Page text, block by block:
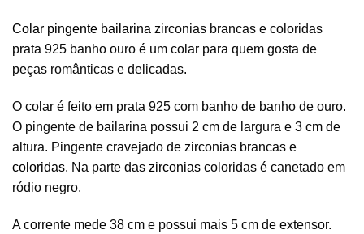
Colar pingente bailarina zirconias brancas e coloridas
prata 925 banho ouro é um colar para quem gosta de
peças românticas e delicadas.
O colar é feito em prata 925 com banho de banho de ouro.
O pingente de bailarina possui 2 cm de largura e 3 cm de
altura. Pingente cravejado de zirconias brancas e
coloridas. Na parte das zirconias coloridas é canetado em
ródio negro.
A corrente mede 38 cm e possui mais 5 cm de extensor.